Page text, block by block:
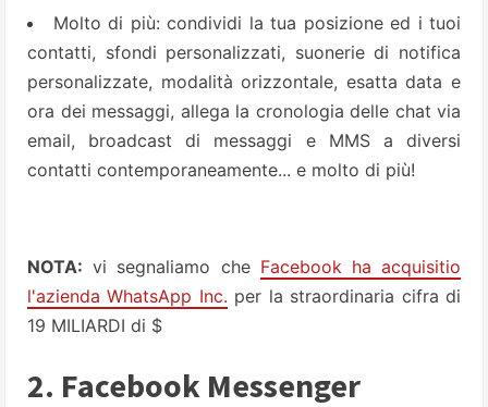
Molto di più: condividi la tua posizione ed i tuoi
contatti, sfondi personalizzati, suonerie di notifica
personalizzate, modalità orizzontale, esatta data e
ora dei messaggi, allega la cronologia delle chat via
email, broadcast di messaggi e MMS a diversi
contatti contemporaneamente... e molto di più!
NOTA: vi segnaliamo che Facebook ha acquisitio
l'azienda WhatsApp Inc. per la straordinaria cifra di
19 MILIARDI di $
2. Facebook Messenger